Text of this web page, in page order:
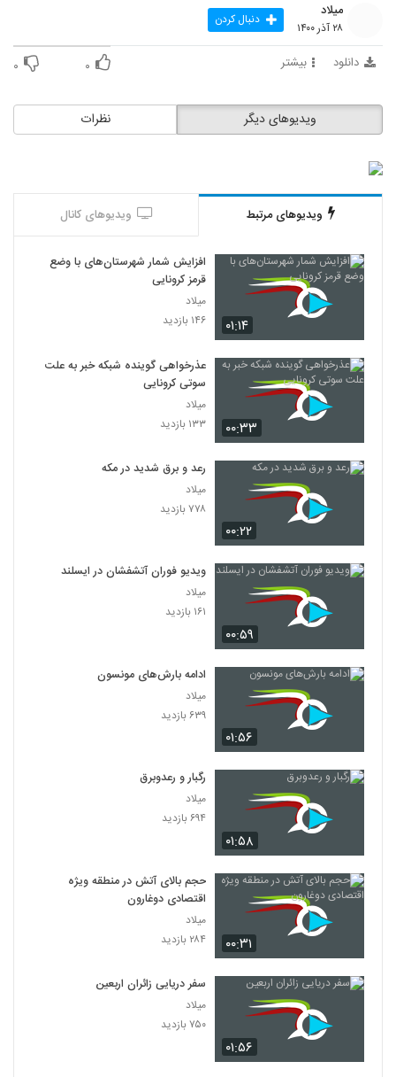
میلاد
۲۸ آذر ۱۴۰۰ دنبال کردن
دانلود بیشتر ۰ ۰
نظرات ویدیوهای دیگر
ویدیوهای مرتبط ویدیوهای کانال
۰۱:۱۴
افزایش شمار شهرستان‌های با وضع
قرمز کرونایی
میلاد
۱۴۶ بازدید
۰۰:۳۳
عذرخواهی گوینده شبکه خبر به علت
سوتی کرونایی
میلاد
۱۳۳ بازدید
۰۰:۲۲
رعد و برق شدید در مکه
میلاد
۷۷۸ بازدید
۰۰:۵۹
ویدیو فوران آتشفشان در ایسلند
میلاد
۱۶۱ بازدید
۰۱:۵۶
ادامه بارش‌های مونسون
میلاد
۶۳۹ بازدید
۰۱:۵۸
رگبار و رعدوبرق
میلاد
۶۹۴ بازدید
۰۰:۳۱
حجم بالای آتش در منطقه ویژه
اقتصادی دوغارون
میلاد
۲۸۴ بازدید
۰۱:۵۶
سفر دریایی زائران اربعین
میلاد
۷۵۰ بازدید